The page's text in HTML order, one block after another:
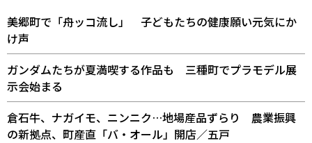
美郷町で「舟ッコ流し」 子どもたちの健康願い元気にか
け声
ガンダムたちが夏満喫する作品も 三種町でプラモデル展
示会始まる
倉石牛、ナガイモ、ニンニク…地場産品ずらり 農業振興
の新拠点、町産直「バ・オール」開店／五戸